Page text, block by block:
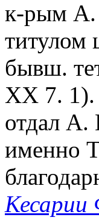
к-рым А.
титулом
бывш.
XX 7.
отдал А.
именно
Кесарии